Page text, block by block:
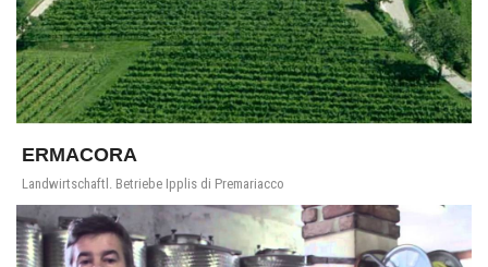
ERMACORA
Landwirtschaftl. Betriebe Ipplis di Premariacco